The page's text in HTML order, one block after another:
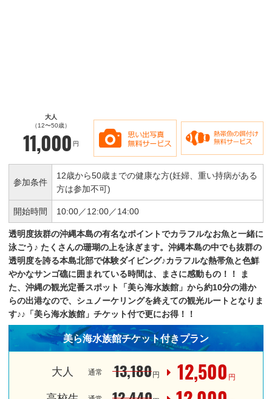
大人
（12〜50歳）
11,000 円
参加条件
12歳から50歳までの健康な方(妊婦、重い持病がある
方は参加不可)
開始時間 10:00／12:00／14:00
透明度抜群の沖縄本島の有名なポイントでカラフルなお魚と一緒に
泳ごう♪ たくさんの珊瑚の上を泳ぎます。沖縄本島の中でも抜群の
透明度を誇る本島北部で体験ダイビング♪カラフルな熱帯魚と色鮮
やかなサンゴ礁に囲まれている時間は、まさに感動もの！！
ま
た、沖縄の観光定番スポット「美ら海水族館」から約10分の港か
らの出港なので、シュノーケリングを終えての観光ルートとなりま
す♪♪「美ら海水族館」チケット付で更にお得！！
美ら海水族館チケット付きプラン
大人 通常 13,180 円 12,500 円